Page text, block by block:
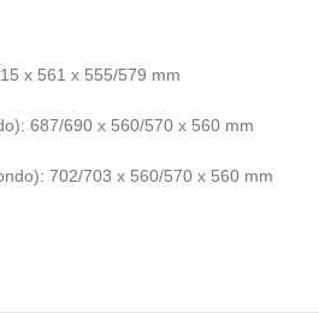
x 561 x 555/579 mm
687/690 x 560/570 x 560 mm
702/703 x 560/570 x 560 mm